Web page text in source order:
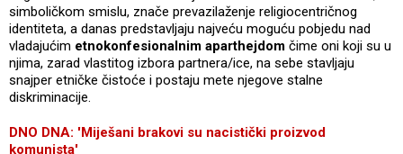
simboličkom smislu, znače prevazilaženje religiocentričnog
identiteta, a danas predstavljaju najveću moguću pobjedu nad
vladajućim etnokonfesionalnim aparthejdom čime oni koji su u
njima, zarad vlastitog izbora partnera/ice, na sebe stavljaju
snajper etničke čistoće i postaju mete njegove stalne
diskriminacije.
DNO DNA: 'Miješani brakovi su nacistički proizvod
komunista'